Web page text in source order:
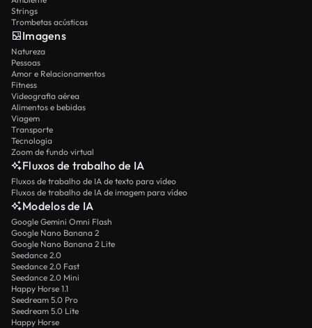
Strings
Trombetas acústicas
Imagens
Natureza
Pessoas
Amor e Relacionamentos
Fitness
Videografia aérea
Alimentos e bebidas
Viagem
Transporte
Tecnologia
Zoom de fundo virtual
Fluxos de trabalho de IA
Fluxos de trabalho de IA de texto para vídeo
Fluxos de trabalho de IA de imagem para vídeo
Modelos de IA
Google Gemini Omni Flash
Google Nano Banana 2
Google Nano Banana 2 Lite
Seedance 2.0
Seedance 2.0 Fast
Seedance 2.0 Mini
Happy Horse 1.1
Seedream 5.0 Pro
Seedream 5.0 Lite
Happy Horse